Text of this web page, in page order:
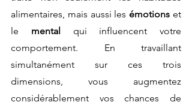
alimentaires, mais aussi les émotions et
le mental qui influencent votre
comportement. En travaillant
simultanément sur ces trois
dimensions, vous augmentez
considérablement vos chances de